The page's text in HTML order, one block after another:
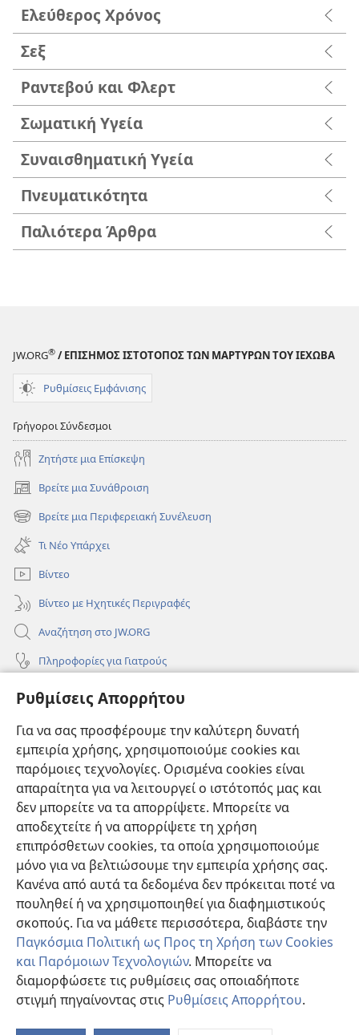
Ρυθμίσεις Απορρήτου
Για να σας προσφέρουμε την καλύτερη δυνατή
εμπειρία χρήσης, χρησιμοποιούμε cookies και
παρόμοιες τεχνολογίες. Ορισμένα cookies είναι
απαραίτητα για να λειτουργεί ο ιστότοπός μας και
δεν μπορείτε να τα απορρίψετε. Μπορείτε να
αποδεχτείτε ή να απορρίψετε τη χρήση
επιπρόσθετων cookies, τα οποία χρησιμοποιούμε
μόνο για να βελτιώσουμε την εμπειρία χρήσης σας.
Κανένα από αυτά τα δεδομένα δεν πρόκειται ποτέ να
πουληθεί ή να χρησιμοποιηθεί για διαφημιστικούς
σκοπούς. Για να μάθετε περισσότερα, διαβάστε την
Παγκόσμια Πολιτική ως Προς τη Χρήση των Cookies
και Παρόμοιων Τεχνολογιών. Μπορείτε να
διαμορφώσετε τις ρυθμίσεις σας οποιαδήποτε
στιγμή πηγαίνοντας στις Ρυθμίσεις Απορρήτου.
Ελεύθερος Χρόνος
Σεξ
Ραντεβού και Φλερτ
Σωματική Υγεία
Συναισθηματική Υγεία
Πνευματικότητα
Παλιότερα Άρθρα
JW.ORG® / ΕΠΙΣΗΜΟΣ ΙΣΤΟΤΟΠΟΣ ΤΩΝ ΜΑΡΤΥΡΩΝ ΤΟΥ ΙΕΧΩΒΑ
Ρυθμίσεις Εμφάνισης
Γρήγοροι Σύνδεσμοι
Ζητήστε μια Επίσκεψη
Βρείτε μια Συνάθροιση
(ανοίγει
νέο
παράθυρο)
Βρείτε μια Περιφερειακή Συνέλευση
(ανοίγει
νέο
παράθυρο)
Τι Νέο Υπάρχει
Βίντεο
Βίντεο με Ηχητικές Περιγραφές
Αναζήτηση στο JW.ORG
Πληροφορίες για Γιατρούς
Πληροφορίες για Επίσημους Φορείς και ΜΜΕ
Συνεισφορές
(ανοίγει
παράθυρο)ΔΙΑΔΙΚΤΥΑΚΗ ΒΙΒΛΙΟΘΗΚΗ της Σκοπιάς™
(ανοίγει
νέο
παράθυρο)
JW Hub ®
(ανοίγει
νέο
παράθυρο)JW Library®
Βιβλιοθήκη της Σκοπιάς
Copyright © 2026 Watch Tower Bible and Tract Society of Pennsylvania.
ΟΡΟΙ ΧΡΗΣΗΣ |ΠΟΛΙΤΙΚΗ ΑΠΟΡΡΗΤΟΥ |ΡΥΘΜΙΣΕΙΣ ΑΠΟΡΡΗΤΟΥ